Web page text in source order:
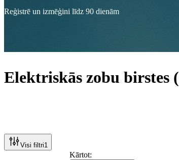
Reģistrē un izmēģini līdz 90 dienām
Elektriskās zobu birstes (
Visi filtri1
Kārtot: